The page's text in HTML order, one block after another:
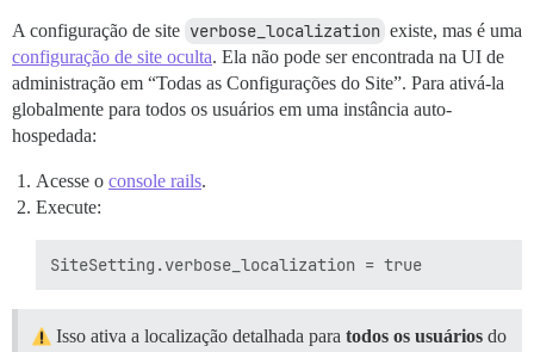
A configuração de site verbose_localization existe, mas é uma
configuração de site oculta. Ela não pode ser encontrada na UI de
administração em “Todas as Configurações do Site”. Para ativá-la
globalmente para todos os usuários em uma instância auto-
hospedada:
Acesse o console rails.
Execute:
Isso ativa a localização detalhada para todos os usuários do